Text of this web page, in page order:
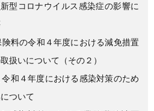
新型コロナウイルス感染症の影響に
料の令和４年度における減免措置
扱いについて（その２）
令和４年度における感染対策のため
ついて